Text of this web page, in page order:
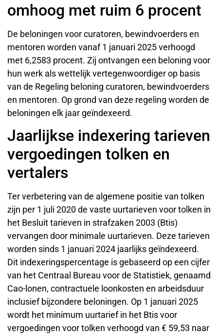
omhoog met ruim 6 procent
De beloningen voor curatoren, bewindvoerders en
mentoren worden vanaf 1 januari 2025 verhoogd
met 6,2583 procent. Zij ontvangen een beloning voor
hun werk als wettelijk vertegenwoordiger op basis
van de Regeling beloning curatoren, bewindvoerders
en mentoren. Op grond van deze regeling worden de
beloningen elk jaar geïndexeerd.
Jaarlijkse indexering tarieven
vergoedingen tolken en
vertalers
Ter verbetering van de algemene positie van tolken
zijn per 1 juli 2020 de vaste uurtarieven voor tolken in
het Besluit tarieven in strafzaken 2003 (Btis)
vervangen door minimale uurtarieven. Deze tarieven
worden sinds 1 januari 2024 jaarlijks geïndexeerd.
Dit indexeringspercentage is gebaseerd op een cijfer
van het Centraal Bureau voor de Statistiek, genaamd
Cao-lonen, contractuele loonkosten en arbeidsduur
inclusief bijzondere beloningen. Op 1 januari 2025
wordt het minimum uurtarief in het Btis voor
vergoedingen voor tolken verhoogd van € 59,53 naar